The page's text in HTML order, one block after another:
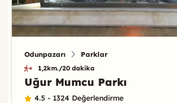
Odunpazarı Parklar
1,2km./20 dakika
Uğur Mumcu Parkı
4.5 - 1324 Değerlendirme